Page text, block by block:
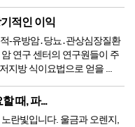
적인 이익
-유방암․당뇨․관상심장질환
연구 센터의 연구원들이 주
지방 식이요법으로 얻을 ...
때, 파...
란빛입니다. 울금과 오렌지,